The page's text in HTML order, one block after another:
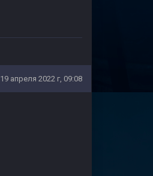
19 апреля 2022 г, 09:08